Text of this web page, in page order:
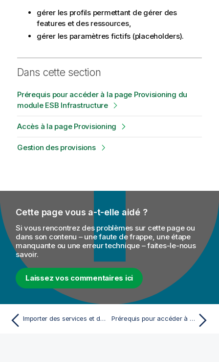
gérer les profils permettant de gérer des
features et des ressources,
gérer les paramètres fictifs (placeholders).
Dans cette section
Prérequis pour accéder à la page Provisioning du
module ESB Infrastructure
Accès à la page Provisioning
Gestion des provisions
Cette page vous a-t-elle aidé ?
Si vous rencontrez des problèmes sur cette page ou
dans son contenu – une faute de frappe, une étape
manquante ou une erreur technique – faites-le-nous
savoir.
Laissez vos commentaires ici
Importer des services et des politiques Prérequis pour accéder à la page Provisioning du module ESB Infrastructure